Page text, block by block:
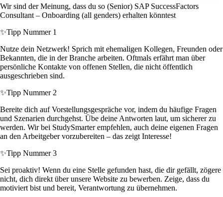
Wir sind der Meinung, dass du so (Senior) SAP SuccessFactors
Consultant – Onboarding (all genders) erhalten könntest
✨Tipp Nummer 1
Nutze dein Netzwerk! Sprich mit ehemaligen Kollegen, Freunden oder
Bekannten, die in der Branche arbeiten. Oftmals erfährt man über
persönliche Kontakte von offenen Stellen, die nicht öffentlich
ausgeschrieben sind.
✨Tipp Nummer 2
Bereite dich auf Vorstellungsgespräche vor, indem du häufige Fragen
und Szenarien durchgehst. Übe deine Antworten laut, um sicherer zu
werden. Wir bei StudySmarter empfehlen, auch deine eigenen Fragen
an den Arbeitgeber vorzubereiten – das zeigt Interesse!
✨Tipp Nummer 3
Sei proaktiv! Wenn du eine Stelle gefunden hast, die dir gefällt, zögere
nicht, dich direkt über unsere Website zu bewerben. Zeige, dass du
motiviert bist und bereit, Verantwortung zu übernehmen.